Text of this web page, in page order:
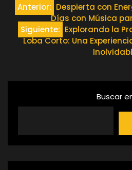
Navegación
entradas
Anterior: Despierta con
Días con Música
Siguiente: Explorando la
Loba Corto: Una
Buscar